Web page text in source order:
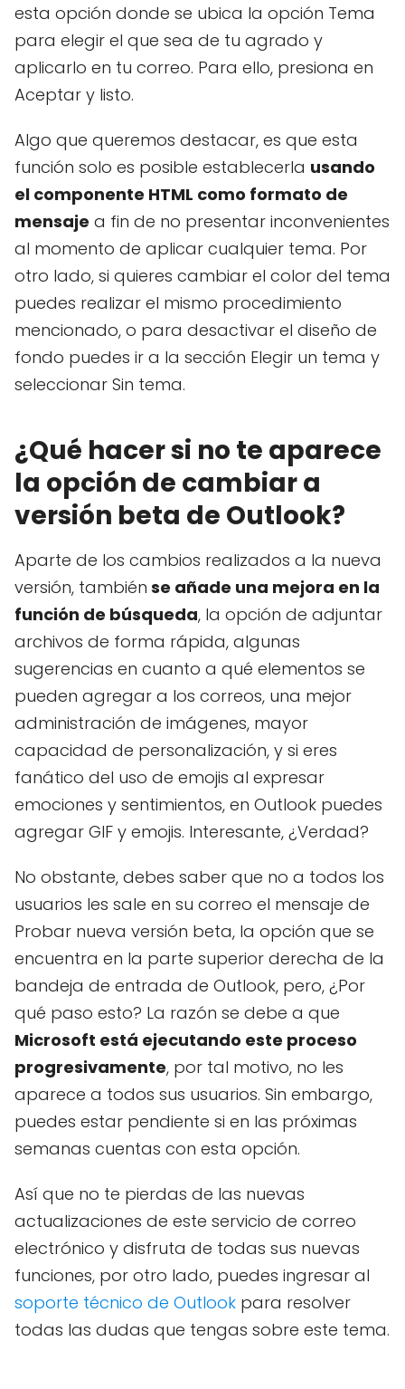
esta opción donde se ubica la opción Tema
para elegir el que sea de tu agrado y
aplicarlo en tu correo. Para ello, presiona en
Aceptar y listo.
Algo que queremos destacar, es que esta
función solo es posible establecerla usando
el componente HTML como formato de
mensaje a fin de no presentar inconvenientes
al momento de aplicar cualquier tema. Por
otro lado, si quieres cambiar el color del tema
puedes realizar el mismo procedimiento
mencionado, o para desactivar el diseño de
fondo puedes ir a la sección Elegir un tema y
seleccionar Sin tema.
¿Qué hacer si no te aparece
la opción de cambiar a
versión beta de Outlook?
Aparte de los cambios realizados a la nueva
versión, también se añade una mejora en la
función de búsqueda, la opción de adjuntar
archivos de forma rápida, algunas
sugerencias en cuanto a qué elementos se
pueden agregar a los correos, una mejor
administración de imágenes, mayor
capacidad de personalización, y si eres
fanático del uso de emojis al expresar
emociones y sentimientos, en Outlook puedes
agregar GIF y emojis. Interesante, ¿Verdad?
No obstante, debes saber que no a todos los
usuarios les sale en su correo el mensaje de
Probar nueva versión beta, la opción que se
encuentra en la parte superior derecha de la
bandeja de entrada de Outlook, pero, ¿Por
qué paso esto? La razón se debe a que
Microsoft está ejecutando este proceso
progresivamente, por tal motivo, no les
aparece a todos sus usuarios. Sin embargo,
puedes estar pendiente si en las próximas
semanas cuentas con esta opción.
Así que no te pierdas de las nuevas
actualizaciones de este servicio de correo
electrónico y disfruta de todas sus nuevas
funciones, por otro lado, puedes ingresar al
soporte técnico de Outlook para resolver
todas las dudas que tengas sobre este tema.